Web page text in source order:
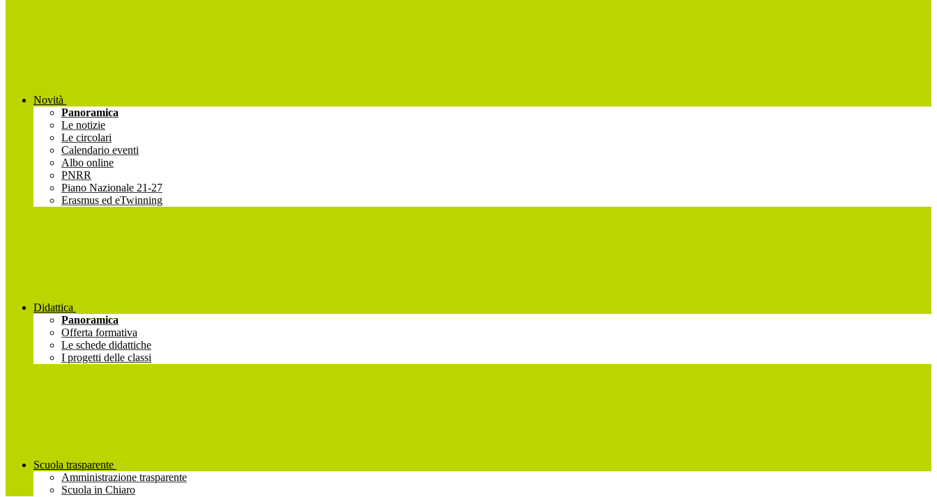
Novità
Panoramica
Le notizie
Le circolari
Calendario eventi
Albo online
PNRR
Piano Nazionale 21-27
Erasmus ed eTwinning
Didattica
Panoramica
Offerta formativa
Le schede didattiche
I progetti delle classi
Scuola trasparente
Amministrazione trasparente
Scuola in Chiaro